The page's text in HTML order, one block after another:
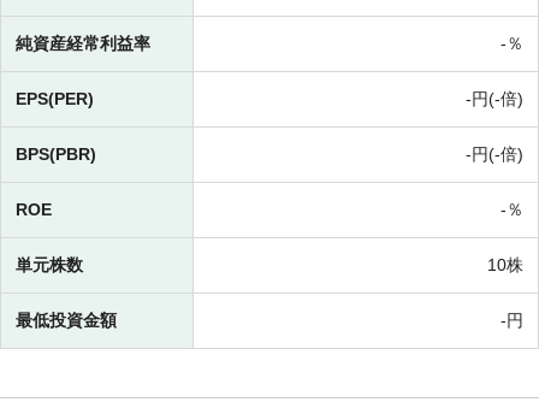
純資産経常利益率 -％
EPS(PER) -円(-倍)
BPS(PBR) -円(-倍)
ROE -％
単元株数 10株
最低投資金額 -円